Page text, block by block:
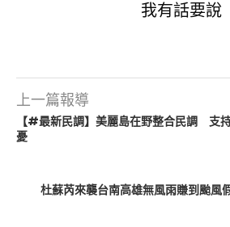
我有話要說
上一篇報導
【#最新民調】美麗島在野整合民調 支
憂
杜蘇芮來襲台南高雄無風雨賺到颱